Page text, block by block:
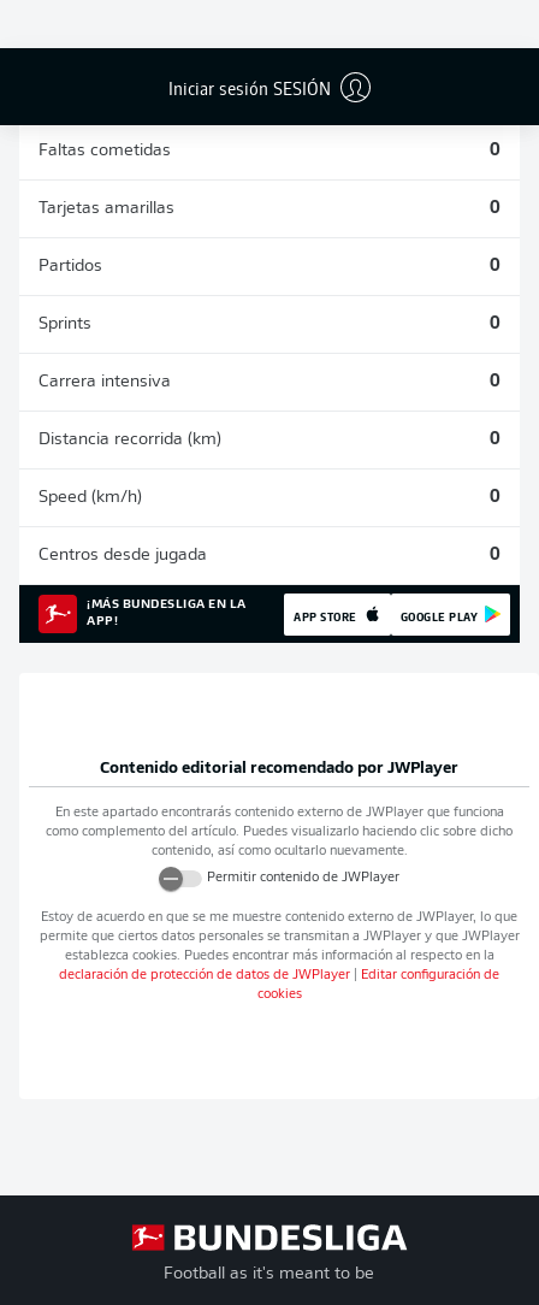
Iniciar sesión SESIÓN
Faltas cometidas 0
Tarjetas amarillas 0
Partidos 0
Sprints 0
Carrera intensiva 0
Distancia recorrida (km) 0
Speed (km/h) 0
Centros desde jugada 0
¡MÁS BUNDESLIGA EN LA
APP!
APP STORE GOOGLE PLAY
Contenido editorial recomendado por JWPlayer
En este apartado encontrarás contenido externo de JWPlayerque funciona
como complemento del artículo. Puedes visualizarlo haciendo clic sobre dicho
contenido, así como ocultarlo nuevamente.
Permitir contenido de JWPlayer
Estoy de acuerdo en que se me muestre contenido externo de JWPlayer, lo que
permite que ciertos datos personales se transmitan a JWPlayery que JWPlayer
establezca cookies. Puedes encontrar más información al respecto en la
declaración de protección de datos de JWPlayer
Editar configuración de
cookies
Football as it's meant to be